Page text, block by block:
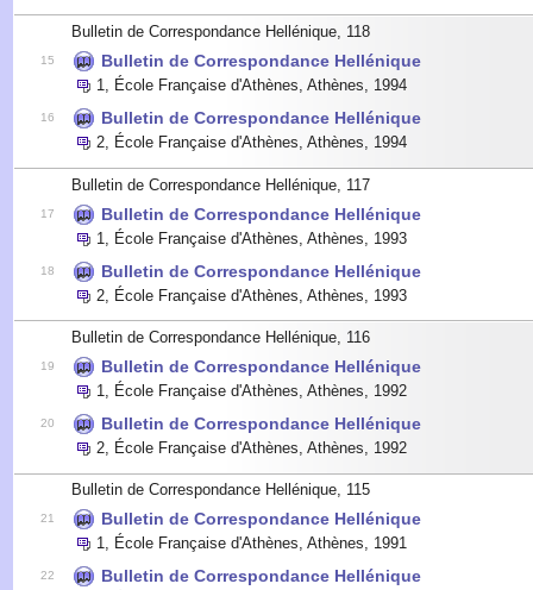
Bulletin de Correspondance Hellénique, 118
15 Bulletin de Correspondance Hellénique
1, École Française d'Athènes, Athènes, 1994
16 Bulletin de Correspondance Hellénique
2, École Française d'Athènes, Athènes, 1994
Bulletin de Correspondance Hellénique, 117
17 Bulletin de Correspondance Hellénique
1 École Française d'Athènes, Athènes 1993
18 Bulletin de Correspondance Hellénique
2 École Française d'Athènes, Athènes 1993
Bulletin de Correspondance Hellénique, 116
19 Bulletin de Correspondance Hellénique
1 École Française d'Athènes, Athènes 1992
20 Bulletin de Correspondance Hellénique
2 École Française d'Athènes, Athènes 1992
Bulletin de Correspondance Hellénique, 115
21 Bulletin de Correspondance Hellénique
1, École Française d'Athènes, Athènes, 1991
22 Bulletin de Correspondance Hellénique